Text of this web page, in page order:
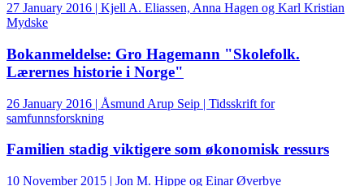
27 January 2016 | Kjell A. Eliassen, Anna Hagen og Karl Kristian
Mydske
Bokanmeldelse: Gro Hagemann "Skolefolk.
Lærernes historie i Norge"
26 January 2016 | Åsmund Arup Seip | Tidsskrift for
samfunnsforskning
Familien stadig viktigere som økonomisk ressurs
10 November 2015 | Jon M. Hippe og Einar Øverbye